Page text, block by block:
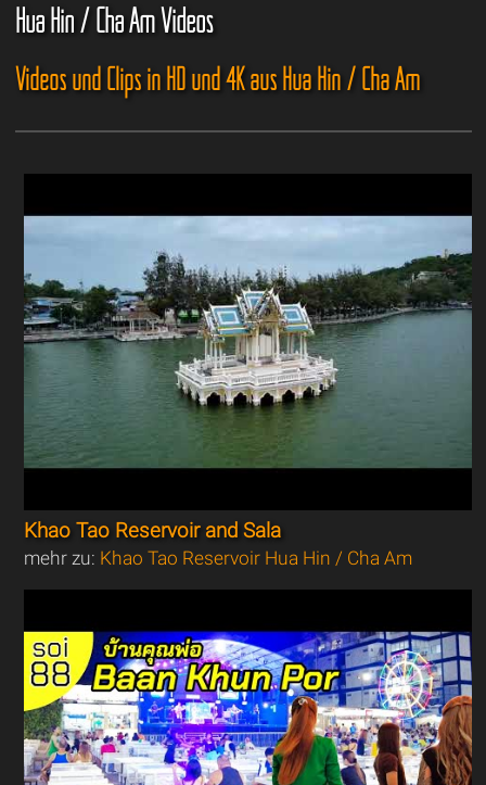
Hua Hin / Cha Am Videos
Videos und Clips in HD und 4K aus Hua Hin / Cha Am
Khao Tao Reservoir and Sala
mehr zu: Khao Tao Reservoir Hua Hin / Cha Am